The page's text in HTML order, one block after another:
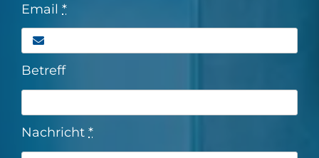
Email *
Betreff
Nachricht *